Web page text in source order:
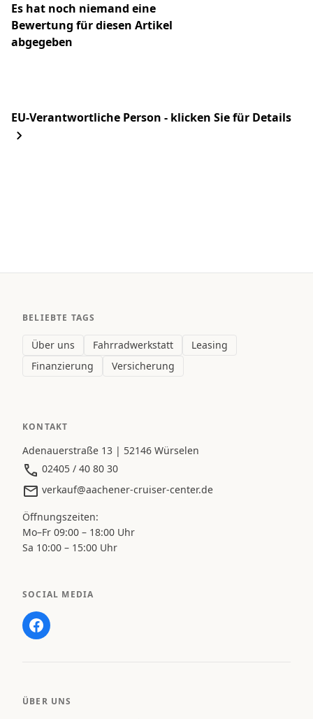
Es hat noch niemand eine
Bewertung für diesen Artikel
abgegeben
EU-Verantwortliche Person - klicken Sie für Details
BELIEBTE TAGS
Über uns Fahrradwerkstatt
Leasing
Finanzierung
Versicherung
KONTAKT
Adenauerstraße 13 | 52146 Würselen
02405 / 40 80 30
verkauf@aachener-cruiser-center.de
Öffnungszeiten:
Mo–Fr 09:00 – 18:00 Uhr
Sa 10:00 – 15:00 Uhr
SOCIAL MEDIA
ÜBER UNS